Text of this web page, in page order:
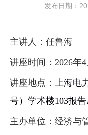
发布日期：
主讲人：任鲁海
讲座时间： 2026年4
讲座地点： 上海电
号）学术楼103报
主办单位：经济与